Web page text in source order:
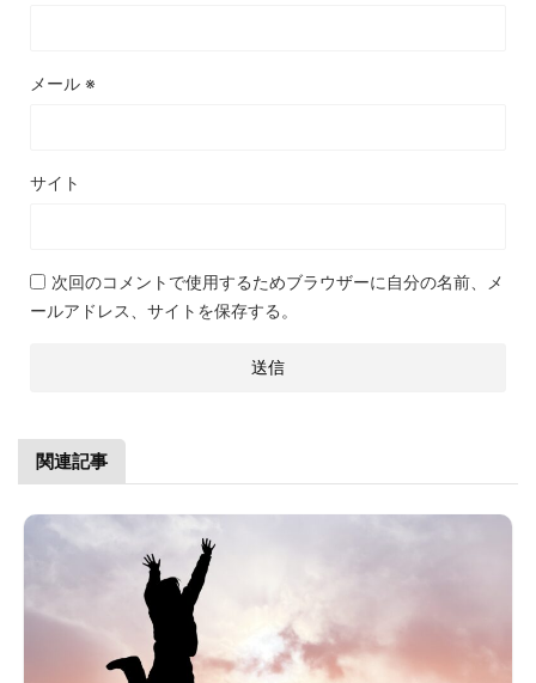
メール ※
サイト
次回のコメントで使用するためブラウザーに自分の名前、メ
ールアドレス、サイトを保存する。
関連記事